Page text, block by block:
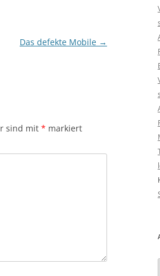
Das defekte Mobile →
sind mit * markiert